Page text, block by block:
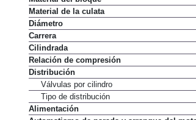
Material de la culata
Diámetro
Carrera
Cilindrada
Relación de compresión
Distribución
Válvulas por cilindro
Tipo de distribución
Alimentación